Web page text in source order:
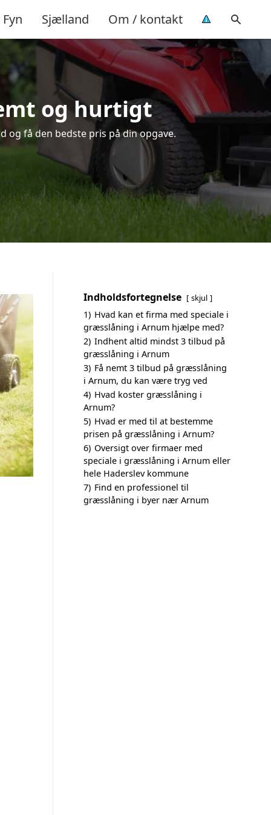
Fyn Sjælland Om / kontakt
og hurtigt
få den bedste pris på din opgave.
Indholdsfortegnelse skjul
1) Hvad kan et firma med speciale i
græsslåning i Arnum hjælpe med?
2) Indhent altid mindst 3 tilbud på
græsslåning i Arnum
3) Få nemt 3 tilbud på græsslåning
i Arnum, du kan være tryg ved
4) Hvad koster græsslåning i
Arnum?
5) Hvad er med til at bestemme
prisen på græsslåning i Arnum?
6) Oversigt over firmaer med
speciale i græsslåning i Arnum eller
hele Haderslev kommune
7) Find en professionel til
græsslåning i byer nær Arnum